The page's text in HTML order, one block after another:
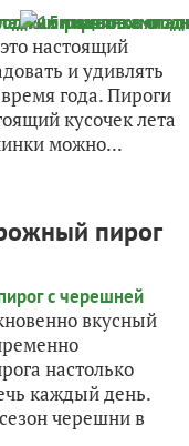
настоящий
и удивлять
года. Пироги
кусочек лета
можно...
пирог
вкусный
настолько
каждый день.
черешни в